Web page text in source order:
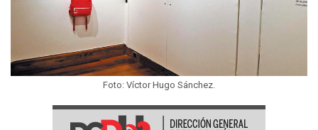
Foto: Víctor Hugo Sánchez.